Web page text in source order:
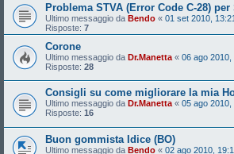
Problema STVA (Error Code C-28)
Ultimo messaggio da Bendo « 01 set 2010, 13:21
Risposte: 7
Corone
Ultimo messaggio da Dr.Manetta « 06 ago 2010,
Risposte: 28
Consigli su come migliorare la mia
Ultimo messaggio da Dr.Manetta« 05 ago 2010,
Risposte: 16
Buon gommista Idice (BO)
Ultimo messaggio da Bendo « 02 ago 2010,